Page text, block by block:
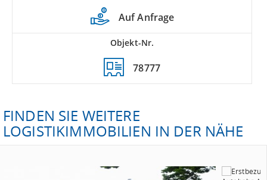
Auf Anfrage
Objekt-Nr.
78777
FINDEN SIE WEITERE
LOGISTIKIMMOBILIEN IN DER NÄHE